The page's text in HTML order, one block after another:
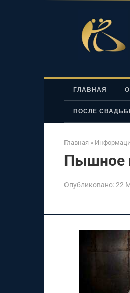
ГЛАВНАЯ
ПОСЛЕ
Главная »
Пышное
Опубликовано:22